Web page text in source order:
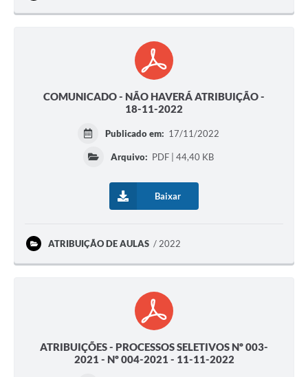
COMUNICADO - NÃO HAVERÁ ATRIBUIÇÃO -
18-11-2022
Publicado em: 17/11/2022
Arquivo: PDF | 44,40 KB
Baixar
ATRIBUIÇÃO DE AULAS 2022
ATRIBUIÇÕES - PROCESSOS SELETIVOS Nº 003-
2021 - Nº 004-2021 - 11-11-2022